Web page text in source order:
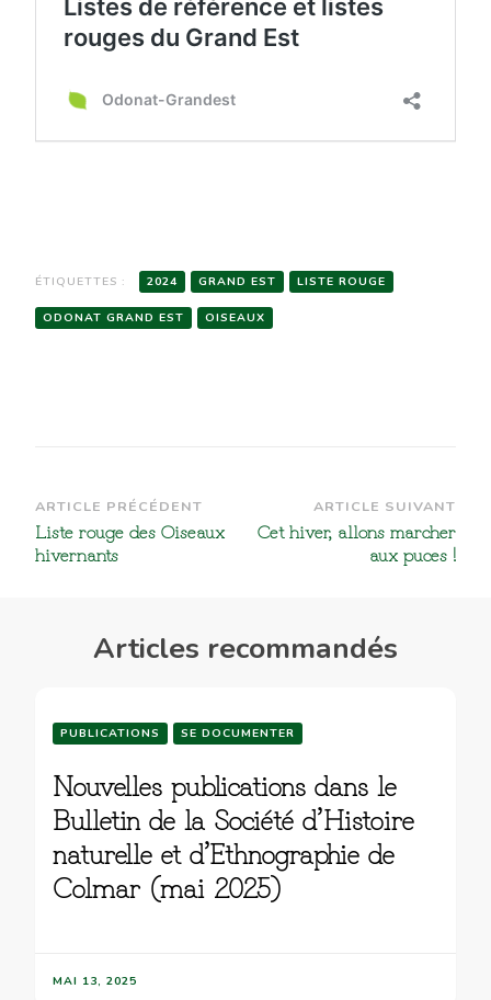
ÉTIQUETTES : 2024 GRAND EST LISTE ROUGE
ODONAT GRAND EST OISEAUX
Navigation
d’article
ARTICLE PRÉCÉDENT
Liste rouge des Oiseaux
hivernants
ARTICLE SUIVANT
Cet hiver, allons marcher
aux puces !
Articles recommandés
PUBLICATIONS SE DOCUMENTER
Nouvelles publications dans le
Bulletin de la Société d’Histoire
naturelle et d’Ethnographie de
Colmar (mai 2025)
MAI 13, 2025